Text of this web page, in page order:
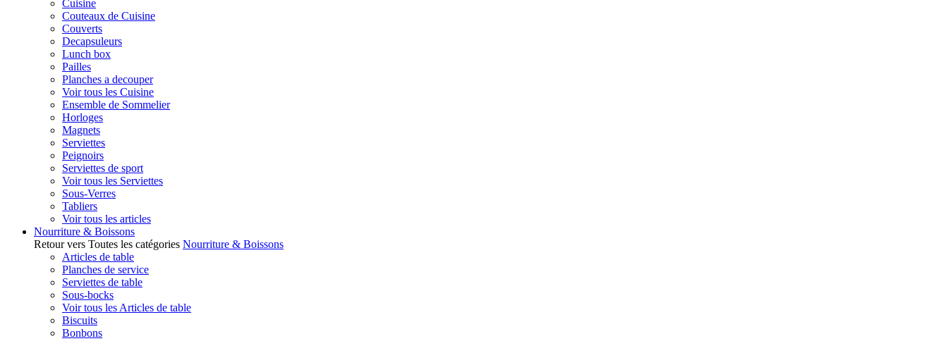
Cuisine
Couteaux de Cuisine
Couverts
Decapsuleurs
Lunch box
Pailles
Planches a decouper
Voir tous les Cuisine
Ensemble de Sommelier
Horloges
Magnets
Serviettes
Peignoirs
Serviettes de sport
Voir tous les Serviettes
Sous-Verres
Tabliers
Voir tous les articles
Nourriture & Boissons
Retour vers Toutes les catégories Nourriture & Boissons
Articles de table
Planches de service
Serviettes de table
Sous-bocks
Voir tous les Articles de table
Biscuits
Bonbons